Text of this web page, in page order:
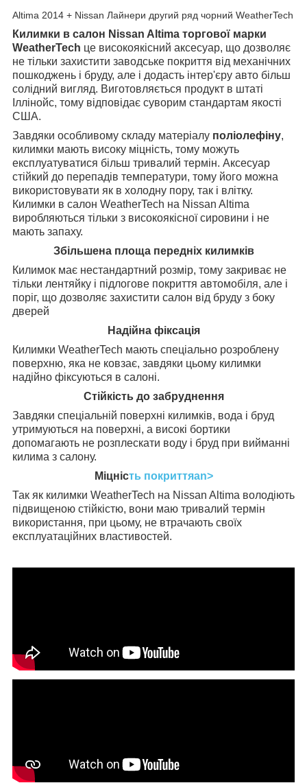
Altima 2014 + Nissan Лайнери другий ряд чорний WeatherTech
Килимки в салон Nissan Altima торгової марки
WeatherTech це високоякісний аксесуар, що дозволяє
не тільки захистити заводське покриття від механічних
пошкоджень і бруду, але і додасть інтер'єру авто більш
солідний вигляд. Виготовляється продукт в штаті
Іллінойс, тому відповідає суворим стандартам якості
США.
Завдяки особливому складу матеріалу поліолефіну,
килимки мають високу міцність, тому можуть
експлуатуватися більш тривалий термін. Аксесуар
стійкий до перепадів температури, тому його можна
використовувати як в холодну пору, так і влітку.
Килимки в салон WeatherTech на Nissan Altima
виробляються тільки з високоякісної сировини і не
мають запаху.
Збільшена площа передніх килимків
Килимок має нестандартний розмір, тому закриває не
тільки лентяйку і підлогове покриття автомобіля, але і
поріг, що дозволяє захистити салон від бруду з боку
дверей
Надійна фіксація
Килимки WeatherTech мають спеціально розроблену
поверхню, яка не ковзає, завдяки цьому килимки
надійно фіксуються в салоні.
Стійкість до забруднення
Завдяки спеціальній поверхні килимків, вода і бруд
утримуються на поверхні, а високі бортики
допомагають не розплескати воду і бруд при вийманні
килима з салону.
Міцність покриттяan>
Так як килимки WeatherTech на Nissan Altima володіють
підвищеною стійкістю, вони маю тривалий термін
використання, при цьому, не втрачають своїх
експлуатаційних властивостей.